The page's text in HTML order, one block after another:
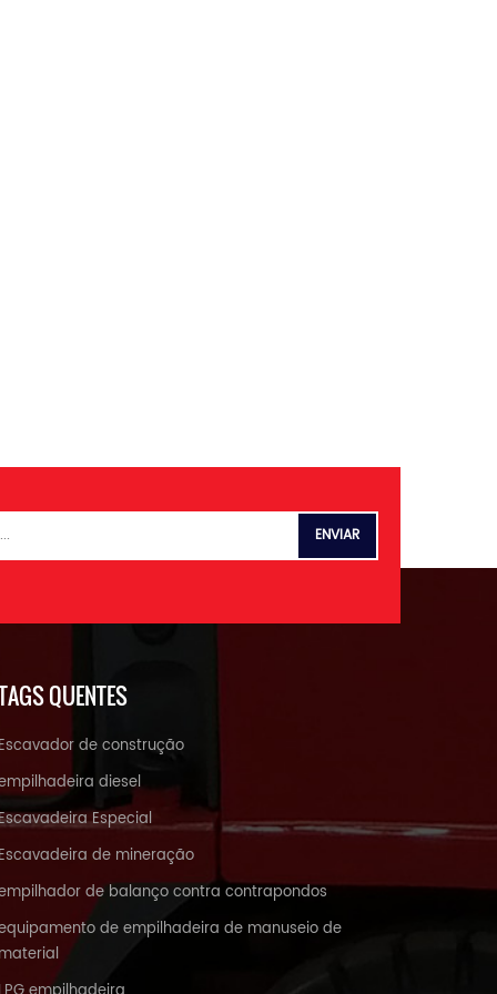
QUENTES
de construção
diesel
Especial
de mineração
de balanço contra contrapondos
de empilhadeira de manuseio de